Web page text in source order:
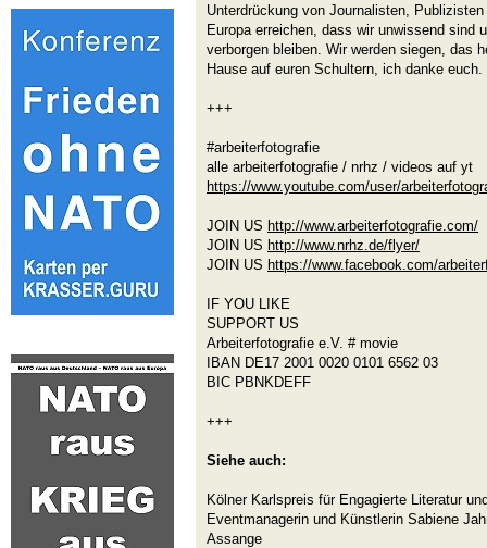
Unterdrückung von Journalisten,
Europa erreichen, dass wir unwissend sind
verborgen bleiben. Wir werden siegen, das
Hause auf euren Schultern, ich danke euch.
+++
#arbeiterfotografie
alle arbeiterfotografie / nrhz / videos auf yt
https://www.youtube.com/user/
JOIN US http://www.arbeiterfotografie.com/
JOIN US http://www.nrhz.de/flyer/
JOIN US https://www.facebook.com/
IF YOU LIKE
SUPPORT US
Arbeiterfotografie e.V. # movie
IBAN DE17 2001 0020 0101 6562 03
BIC PBNKDEFF
+++
Siehe auch:
Kölner Karlspreis für Engagierte Literatur
Eventmanagerin und Künstlerin Sabiene
Assange